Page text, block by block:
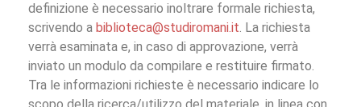
definizione è necessario inoltrare formale richiesta,
scrivendo a biblioteca@studiromani.it. La richiesta
verrà esaminata e, in caso di approvazione, verrà
inviato un modulo da compilare e restituire firmato.
Tra le informazioni richieste è necessario indicare lo